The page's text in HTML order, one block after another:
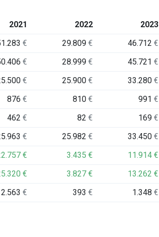
2021 2022 2023
€ 29.809€ 46.712€
€ 28.999€ 45.721€
€ 25.900€ 33.280€
876€ 810€ 991€
462€ 82€ 169€
€ 25.982€ 33.450€
€ 3.435€ 11.914€
€ 3.827€ 13.262€
2.563€ 393€ 1.348€